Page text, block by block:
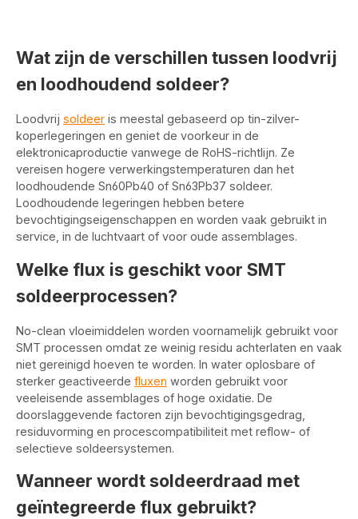
Wat zijn de verschillen tussen loodvrij
en loodhoudend soldeer?
Loodvrij soldeer is meestal gebaseerd op tin-zilver-
koperlegeringen en geniet de voorkeur in de
elektronicaproductie vanwege de RoHS-richtlijn. Ze
vereisen hogere verwerkingstemperaturen dan het
loodhoudende Sn60Pb40 of Sn63Pb37 soldeer.
Loodhoudende legeringen hebben betere
bevochtigingseigenschappen en worden vaak gebruikt in
service, in de luchtvaart of voor oude assemblages.
Welke flux is geschikt voor SMT
soldeerprocessen?
No-clean vloeimiddelen worden voornamelijk gebruikt voor
SMT processen omdat ze weinig residu achterlaten en vaak
niet gereinigd hoeven te worden. In water oplosbare of
sterker geactiveerde fluxen worden gebruikt voor
veeleisende assemblages of hoge oxidatie. De
doorslaggevende factoren zijn bevochtigingsgedrag,
residuvorming en procescompatibiliteit met reflow- of
selectieve soldeersystemen.
Wanneer wordt soldeerdraad met
geïntegreerde flux gebruikt?